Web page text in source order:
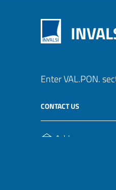
Enter VAL.PON.
CONTACT US
Address